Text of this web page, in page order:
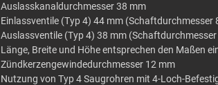
Auslasskanaldurchmesser 38 mm
Einlassventile (Typ 4) 44 mm (Schaftdurchmesser
Auslassventile (Typ 4) 38 mm
Länge, Breite und Höhe entsprechen den Maßen
Zündkerzengewindedurchmesser 12 mm
Nutzung von Typ 4 Saugrohren mit 4-Loch-